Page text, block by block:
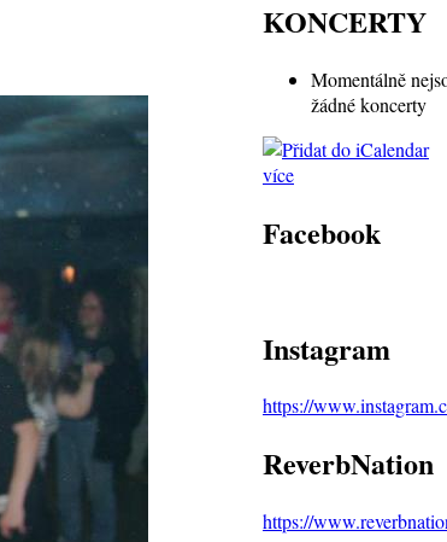
KONCERTY
Momentálně
žádné koncerty
více
Facebook
Instagram
https://
ReverbNation
https://